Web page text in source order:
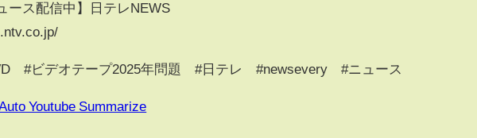
ース配信中】日テレNEWS
#ビデオテープ2025年問題 #日テレ #newsevery #ニュース
Auto Youtube Summarize